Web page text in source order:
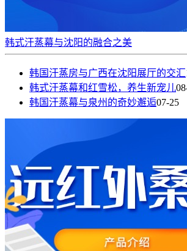
韩式汗蒸幕与沈阳的融合之美
韩国汗蒸房与广西在沈阳展厅的交汇
韩式汗蒸幕和红雪松，养生新宠儿
韩国汗蒸幕与泉州的奇妙邂逅07-25